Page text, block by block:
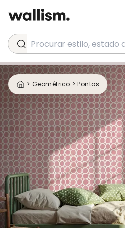
Procurar estilo, estado de
> Geométrico > Pontos